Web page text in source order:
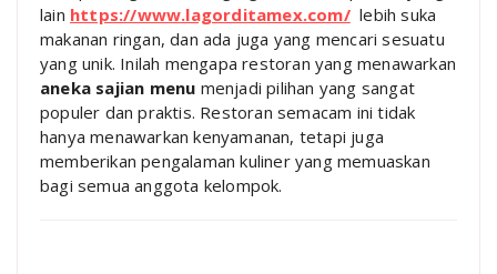
lain https://www.lagorditamex.com/lebih suka
makanan ringan, dan ada juga yang mencari sesuatu
yang unik. Inilah mengapa restoran yang menawarkan
aneka sajian menu menjadi pilihan yang sangat
populer dan praktis. Restoran semacam ini tidak
hanya menawarkan kenyamanan, tetapi juga
memberikan pengalaman kuliner yang memuaskan
bagi semua anggota kelompok.